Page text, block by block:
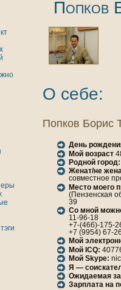
Попкoв
О себе:
Попкoв Борис
День
Мой возраст
Родной город:
Женaт/не
совместное
Место моего
(Пензенская
39
Со мной
11-96-18
+7-(466)-175-
+7 (9954) 67-
Мой
Мой ICQ:
Мой Skype:
Я —
Ожидаемая
Зарплата нa